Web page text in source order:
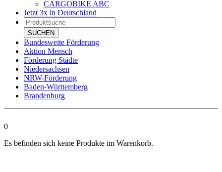
CARGOBIKE ABC
Jetzt 3x in Deutschland
Products
search
SUCHEN
Bundesweite Förderung
Aktion Mensch
Förderung Städte
Niedersachsen
NRW-Förderung
Baden-Württemberg
Brandenburg
0
Es befinden sich keine Produkte im Warenkorb.